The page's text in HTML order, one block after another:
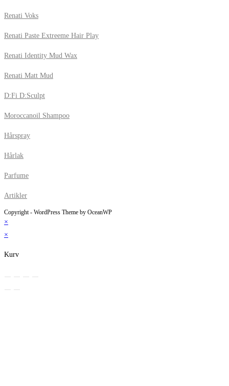
Renati Voks
Renati Paste Extreeme Hair Play
Renati Identity Mud Wax
Renati Matt Mud
D:Fi D:Sculpt
Moroccanoil Shampoo
Hårspray
Hårlak
Parfume
Artikler
Copyright - WordPress Theme by OceanWP
×
×
Kurv